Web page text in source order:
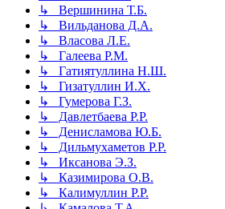
↳ Вершинина Т.Б.
↳ Вильданова Д.А.
↳ Власова Л.Е.
↳ Галеева Р.М.
↳ Гатиятуллина Н.Ш.
↳ Гизатуллин И.Х.
↳ Гумерова Г.З.
↳ Давлетбаева Р.Р.
↳ Денисламова Ю.Б.
↳ Дильмухаметов Р.Р.
↳ Иксанова Э.З.
↳ Казимирова О.В.
↳ Калимуллин Р.Р.